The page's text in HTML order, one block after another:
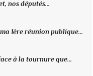
nos députés...
1ère réunion publique...
à la tournure que...